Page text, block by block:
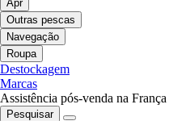
Apr
Outras pescas
Navegação
Roupa
Destockagem
Marcas
Assistência pós-venda na França
Pesquisar